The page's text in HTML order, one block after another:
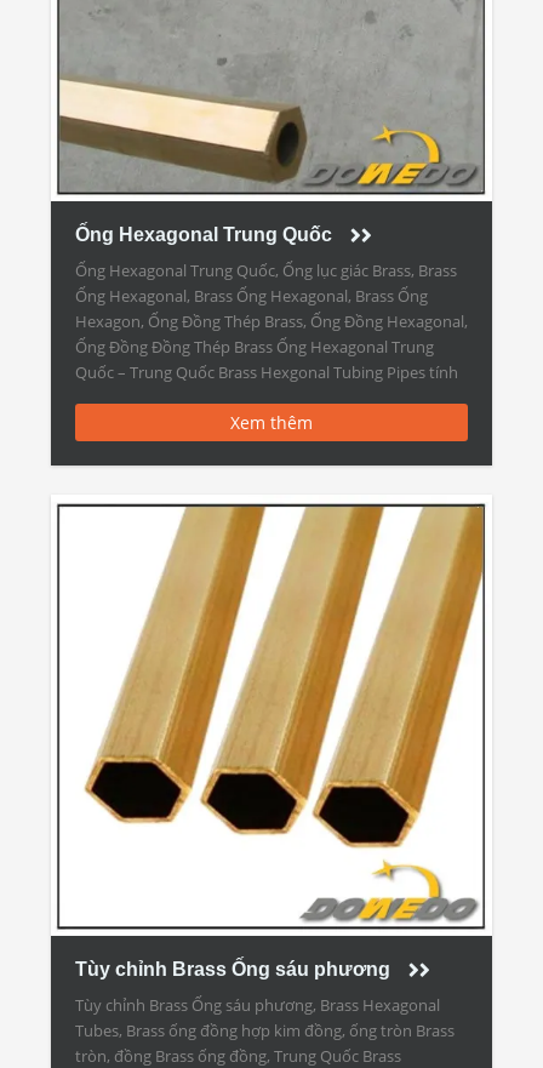
Ống Hexagonal Trung Quốc
Ống Hexagonal Trung Quốc, Ống lục giác Brass, Brass
Ống Hexagonal, Brass Ống Hexagonal, Brass Ống
Hexagon, Ống Đồng Thép Brass, Ống Đồng Hexagonal,
Ống Đồng Đồng Thép Brass Ống Hexagonal Trung
Quốc – Trung Quốc Brass Hexgonal Tubing Pipes tính
C10500, C10700, C10800, C10910, C10920, C10930,
C11000, […]
Xem thêm
Tùy chỉnh Brass Ống sáu phương
Tùy chỉnh Brass Ống sáu phương, Brass Hexagonal
Tubes, Brass ống đồng hợp kim đồng, ống tròn Brass
tròn, đồng Brass ống đồng, Trung Quốc Brass